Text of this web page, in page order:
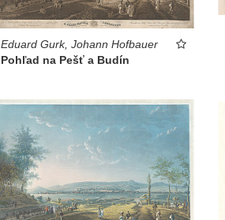
Eduard Gurk, Johann Hofbauer
Pohľad na Pešť a Budín